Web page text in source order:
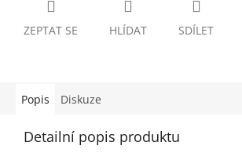
ZEPTAT SE HLÍDAT SDÍLET
Popis Diskuze
Detailní popis produktu